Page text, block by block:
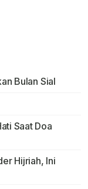
Bulan Sial
Saat Doa
Hijriah, Ini